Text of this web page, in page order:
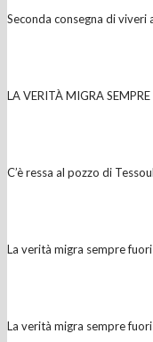
Seconda consegna di viveri
LA VERITÀ MIGRA
C’è ressa al pozzo di
La verità migra sempre
La verità migra sempre